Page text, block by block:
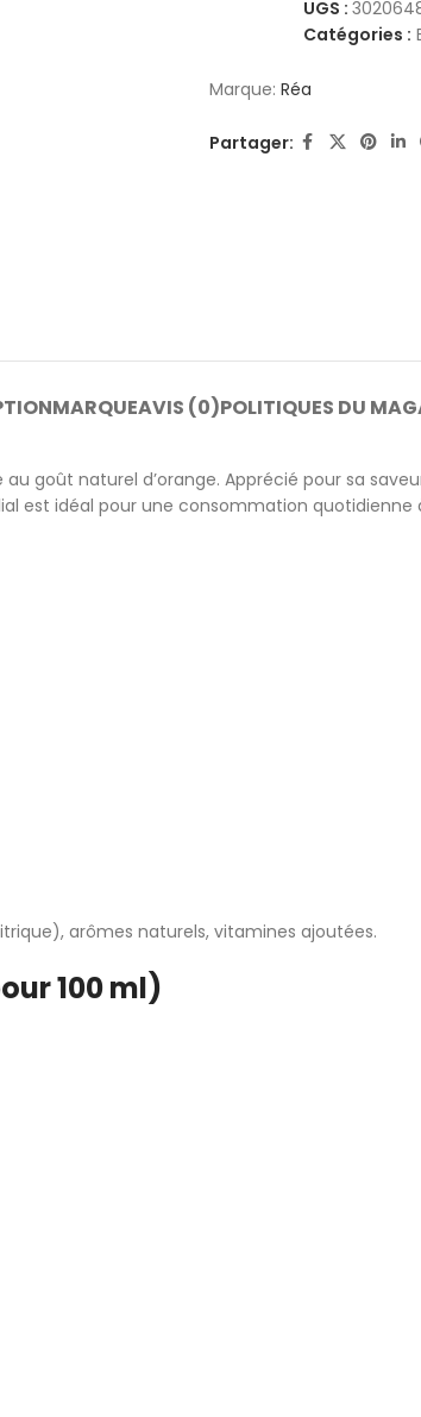
UGS :
Catégories :
Marque: Réa
Partager:
MARQUEAVIS (0)POLITIQUES DU
goût naturel d’orange. Apprécié pour sa
est idéal pour une consommation
arômes naturels, vitamines ajoutées.
100 ml)